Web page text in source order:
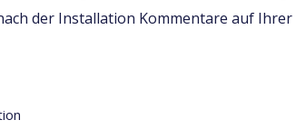
der Installation Kommentare auf Ihrer